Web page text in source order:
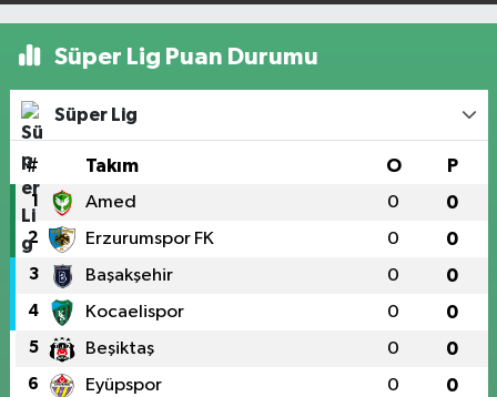
Süper Lig Puan Durumu
Süper Lig
# Takım O P
1 Amed 0 0
2 Erzurumspor FK 0 0
3 Başakşehir 0 0
4 Kocaelispor 0 0
5 Beşiktaş 0 0
6 Eyüpspor 0 0